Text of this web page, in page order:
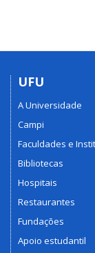
UFU
A Universidade
Campi
Faculdades e
Bibliotecas
Hospitais
Restaurantes
Fundações
Apoio estudantil